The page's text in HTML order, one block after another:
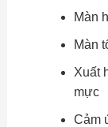
Màn
Màn
Xuất
mực
Cảm